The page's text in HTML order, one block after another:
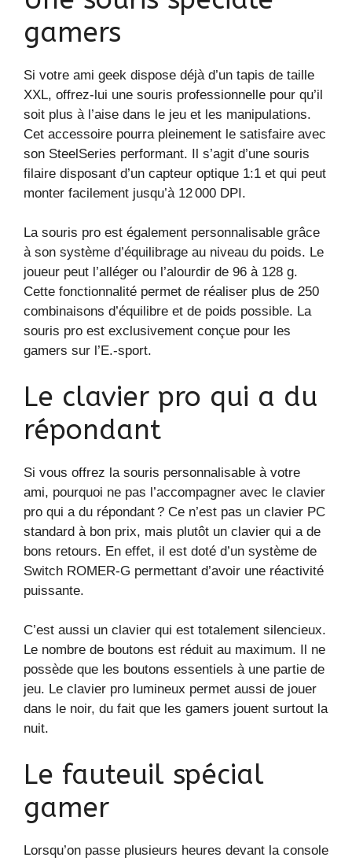
gamers
Si votre ami geek dispose déjà d’un tapis de taille
XXL, offrez-lui une souris professionnelle pour qu’il
soit plus à l’aise dans le jeu et les manipulations.
Cet accessoire pourra pleinement le satisfaire avec
son SteelSeries performant. Il s’agit d’une souris
filaire disposant d’un capteur optique 1:1 et qui peut
monter facilement jusqu’à 12 000 DPI.
La souris pro est également personnalisable grâce
à son système d’équilibrage au niveau du poids. Le
joueur peut l’alléger ou l’alourdir de 96 à 128 g.
Cette fonctionnalité permet de réaliser plus de 250
combinaisons d’équilibre et de poids possible. La
souris pro est exclusivement conçue pour les
gamers sur l’E.-sport.
Le clavier pro qui a du
répondant
Si vous offrez la souris personnalisable à votre
ami, pourquoi ne pas l’accompagner avec le clavier
pro qui a du répondant ? Ce n’est pas un clavier PC
standard à bon prix, mais plutôt un clavier qui a de
bons retours. En effet, il est doté d’un système de
Switch ROMER-G permettant d’avoir une réactivité
puissante.
C’est aussi un clavier qui est totalement silencieux.
Le nombre de boutons est réduit au maximum. Il ne
possède que les boutons essentiels à une partie de
jeu. Le clavier pro lumineux permet aussi de jouer
dans le noir, du fait que les gamers jouent surtout la
nuit.
Le fauteuil spécial
gamer
Lorsqu’on passe plusieurs heures devant la console